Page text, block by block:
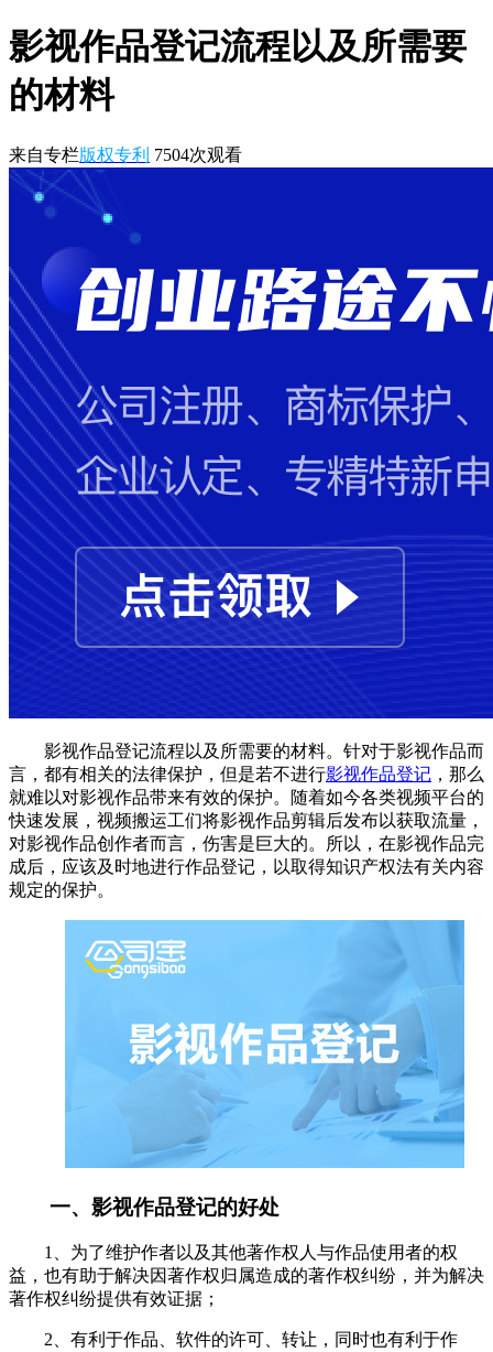
影视作品登记流程以及所需要
的材料
来自专栏版权专利 7504次观看
影视作品登记流程以及所需要的材料。 针对于影视作品而
言，都有相关的法律保护，但是若不进行影视作品登记 ，那么
就难以对影视作品带来有效的保护。随着如今各类视频平台的
快速发展，视频搬运工们将影视作品剪辑后发布以获取流量，
对影视作品创作者而言，伤害是巨大的。所以，在影视作品完
成后，应该及时地进行作品登记，以取得知识产权法有关内容
规定的保护。
一、影视作品登记的好处
1、为了维护作者以及其他著作权人与作品使用者的权
益，也有助于解决因著作权归属造成的著作权纠纷，并为解决
著作权纠纷提供有效证据；
2、有利于作品、软件的许可、转让，同时也有利于作